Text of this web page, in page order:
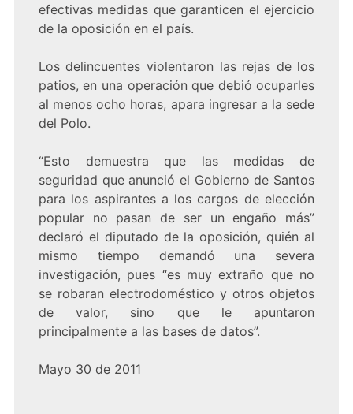
efectivas medidas que garanticen el ejercicio
de la oposición en el país.
Los delincuentes violentaron las rejas de los
patios, en una operación que debió ocuparles
al menos ocho horas, apara ingresar a la sede
del Polo.
“Esto demuestra que las medidas de
seguridad que anunció el Gobierno de Santos
para los aspirantes a los cargos de elección
popular no pasan de ser un engaño más”
declaró el diputado de la oposición, quién al
mismo tiempo demandó una severa
investigación, pues “es muy extraño que no
se robaran electrodoméstico y otros objetos
de valor, sino que le apuntaron
principalmente a las bases de datos”.
Mayo 30 de 2011